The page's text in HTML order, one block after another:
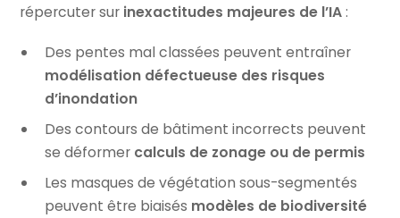
répercuter sur inexactitudes majeures de l’IA:
Des pentes mal classées peuvent entraîner
modélisation défectueuse des risques
d’inondation
Des contours de bâtiment incorrects peuvent
se déformer calculs de zonage ou de permis
Les masques de végétation sous-segmentés
peuvent être biaisés modèles de biodiversité